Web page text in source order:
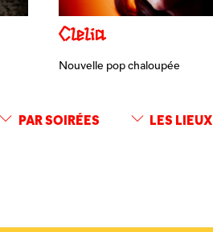
Clelia
Nouvelle pop chaloupée
PAR SOIRÉES LES LIEUX